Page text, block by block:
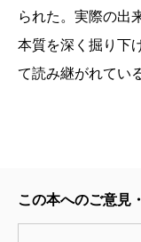
られた。実際の出
本質を深く掘り下
て読み継がれてい
この本へのご意見